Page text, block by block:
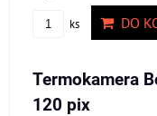
ks DO
Termokamera
120 pix